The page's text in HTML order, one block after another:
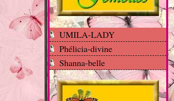
UMILA-LADY
Phélicia-divine
Shanna-belle